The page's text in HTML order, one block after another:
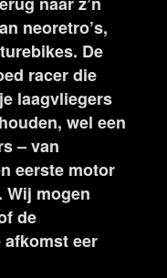
neoretro’s,
De
racer die
laagvliegers
wel een
– van
eerste motor
mogen
de
afkomst eer